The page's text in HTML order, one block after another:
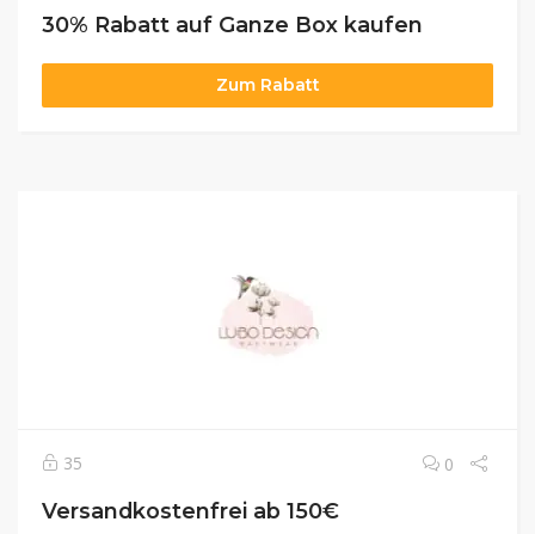
30% Rabatt auf Ganze Box kaufen
Zum Rabatt
35 0
Versandkostenfrei ab 150€